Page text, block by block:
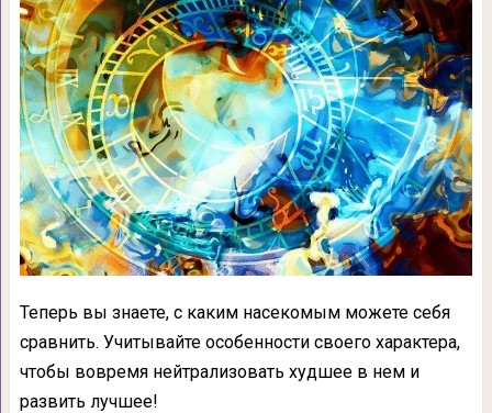
Теперь вы знаете, с каким насекомым можете себя
сравнить. Учитывайте особенности своего характера,
чтобы вовремя нейтрализовать худшее в нем и
развить лучшее!